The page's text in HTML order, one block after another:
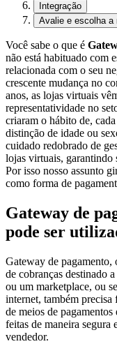
Integração
Avalie e escolha a
Você sabe o que é
não está habituado com
relacionada com o seu
crescente mudança no
anos, as lojas virtuais
representatividade no
criaram o hábito de,
distinção de idade ou
cuidado redobrado de
lojas virtuais, garantindo
Por isso nosso assunto
como forma de
Gateway de
pode ser
Gateway de
de cobranças destinado
ou um marketplace, ou
internet, também precisa
de meios de
feitas de maneira segura
vendedor.